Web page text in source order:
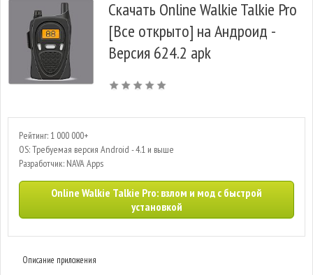
Скачать Online Walkie Talkie Pro
[Все открыто] на Андроид -
Версия 624.2 apk
Рейтинг: 1 000 000+
OS: Требуемая версия Android - 4.1 и выше
Разработчик: NAVA Apps
Online Walkie Talkie Pro: взлом и мод с быстрой
установкой
Описание приложения